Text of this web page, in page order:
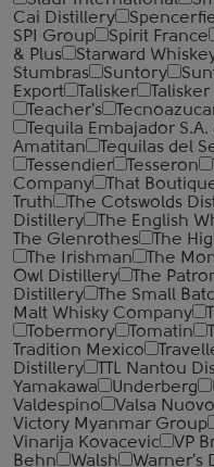
Cai Distillery
SPI Group
Spirit France
& Plus
Starward
Stumbras
Suntory
Export
Talisker
Teacher's
Tequila Embajador S.A.
Amatitan
Tequilas del
Tessendier
Tesseron
Company
That
Truth
The Cotswolds
Distillery
The English
The Glenrothes
The
The Irishman
The
Owl Distillery
The
Distillery
The Small
Malt Whisky Company
Tobermory
Tomatin
Tradition Mexico
Distillery
TTL Nantou
Yamakawa
Underberg
Valdespino
Valsa
Victory Myanmar Group
Vinarija Kovacevic
VP
Behn
Walsh Warner's